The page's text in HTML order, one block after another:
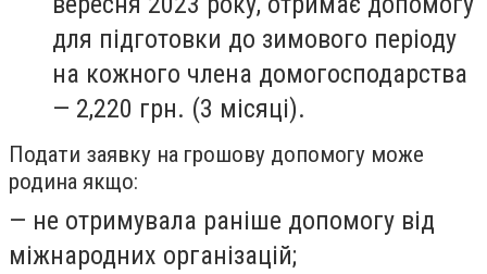
для підготовки до зимового періоду
на кожного члена домогосподарства
— 2,220 грн. (3 місяці).
Подати заявку на грошову допомогу може
родина якщо:
— не отримувала раніше допомогу від
міжнародних організацій;